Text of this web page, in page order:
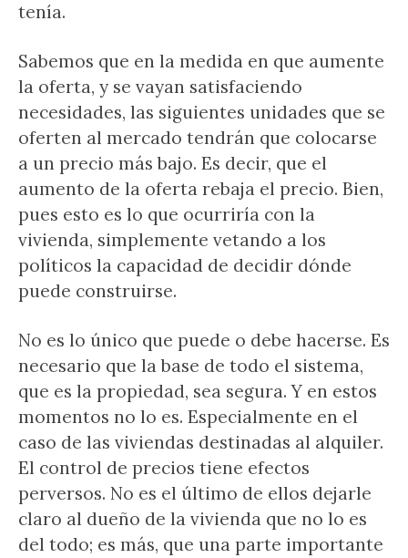
tenía.
Sabemos que en la medida en que aumente
la oferta, y se vayan satisfaciendo
necesidades, las siguientes unidades que se
oferten al mercado tendrán que colocarse
a un precio más bajo. Es decir, que el
aumento de la oferta rebaja el precio. Bien,
pues esto es lo que ocurriría con la
vivienda, simplemente vetando a los
políticos la capacidad de decidir dónde
puede construirse.
No es lo único que puede o debe hacerse. Es
necesario que la base de todo el sistema,
que es la propiedad, sea segura. Y en estos
momentos no lo es. Especialmente en el
caso de las viviendas destinadas al alquiler.
El control de precios tiene efectos
perversos. No es el último de ellos dejarle
claro al dueño de la vivienda que no lo es
del todo; es más, que una parte importante